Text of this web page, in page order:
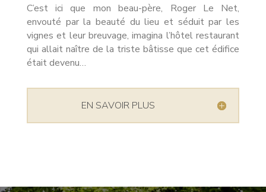
C’est ici que mon beau-père, Roger Le Net,
envouté par la beauté du lieu et séduit par les
vignes et leur breuvage, imagina l’hôtel restaurant
qui allait naître de la triste bâtisse que cet édifice
était devenu…
EN SAVOIR PLUS